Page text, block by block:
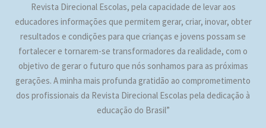
Revista Direcional Escolas, pela capacidade de levar aos
educadores informações que permitem gerar, criar, inovar, obter
resultados e condições para que crianças e jovens possam se
fortalecer e tornarem-se transformadores da realidade, com o
objetivo de gerar o futuro que nós sonhamos para as próximas
gerações. A minha mais profunda gratidão ao comprometimento
dos profissionais da Revista Direcional Escolas pela dedicação à
educação do Brasil”